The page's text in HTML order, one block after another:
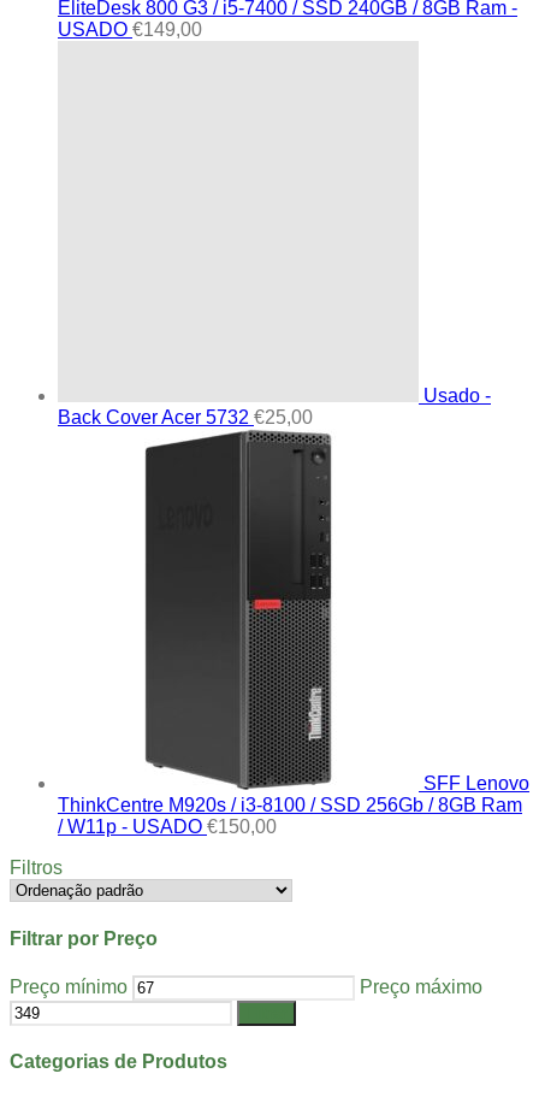
EliteDesk 800 G3 / i5-7400 / SSD 240GB / 8GB Ram -
USADO €149,00
Usado -
Back Cover Acer 5732 €25,00
SFF Lenovo
ThinkCentre M920s / i3-8100 / SSD 256Gb / 8GB Ram
/ W11p - USADO €150,00
Filtros
Filtrar por Preço
Preço mínimo Preço máximo
Categorias de Produtos